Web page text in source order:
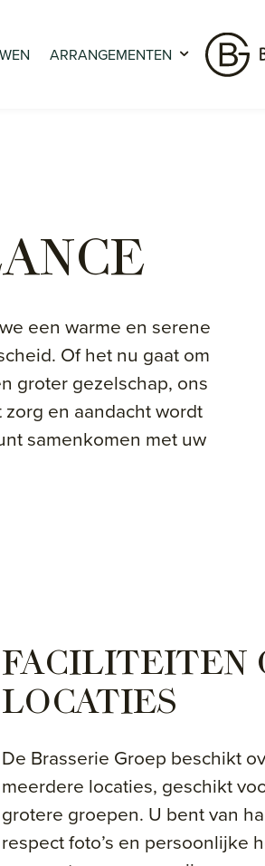
ARRANGEMENTEN
een warme en serene
Of het nu gaat om
groter gezelschap, ons
en aandacht wordt
samenkomen met uw
FACILITEITEN
LOCATIES
De Brasserie Groep beschikt
meerdere locaties, geschikt
grotere groepen. U bent van
respect foto’s en persoonlijke